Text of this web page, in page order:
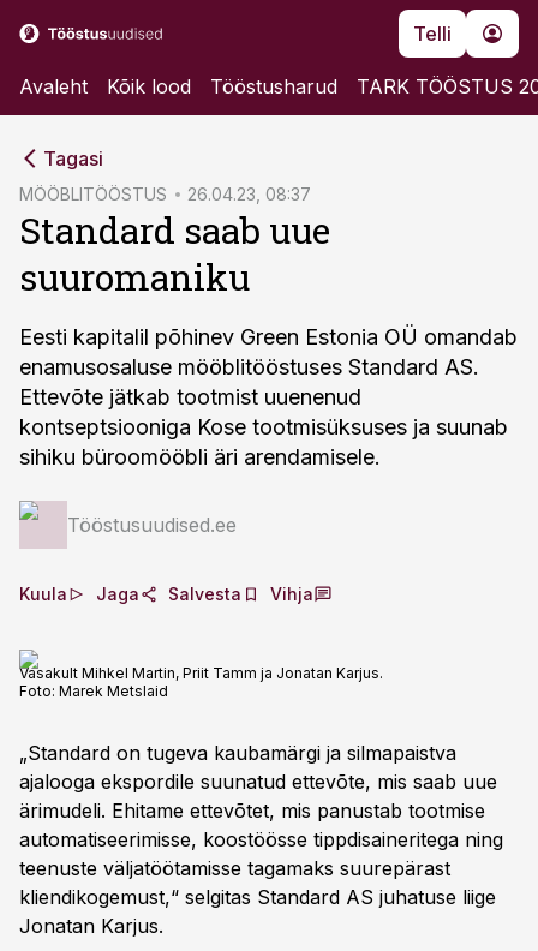
Telli
Avaleht Kõik lood Tööstusharud TARK TÖÖSTUS
Tagasi
MÖÖBLITÖÖSTUS 26.04.23, 08:37
Standard saab uue
suuromaniku
Eesti kapitalil põhinev Green Estonia OÜ omandab
enamusosaluse mööblitööstuses Standard AS.
Ettevõte jätkab tootmist uuenenud
kontseptsiooniga Kose tootmisüksuses ja suunab
sihiku büroomööbli äri arendamisele.
Tööstusuudised.ee
Kuula Jaga Salvesta Vihja
Vasakult Mihkel Martin, Priit Tamm ja Jonatan Karjus.
Foto: Marek Metslaid
„Standard on tugeva kaubamärgi ja silmapaistva
ajalooga ekspordile suunatud ettevõte, mis saab uue
ärimudeli. Ehitame ettevõtet, mis panustab tootmise
automatiseerimisse, koostöösse tippdisaineritega ning
teenuste väljatöötamisse tagamaks suurepärast
kliendikogemust,“ selgitas Standard AS juhatuse liige
Jonatan Karjus.